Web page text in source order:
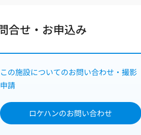
合せ・お申込み
この施設についてのお問い合わせ・撮影
申請
ロケハンのお問い合わせ